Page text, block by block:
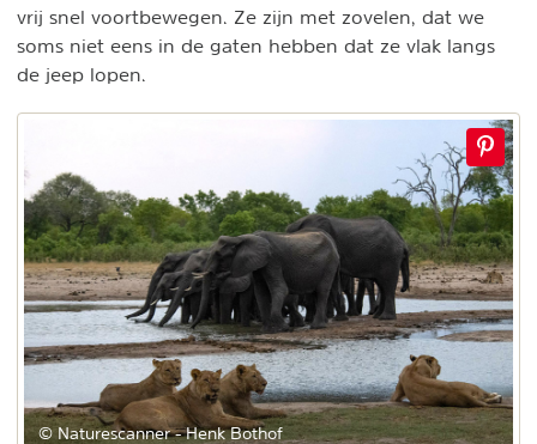
vrij snel voortbewegen. Ze zijn met zovelen, dat we
soms niet eens in de gaten hebben dat ze vlak langs
de jeep lopen.
© Naturescanner - Henk Bothof